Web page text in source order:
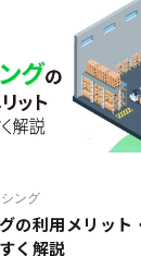
ング
の利用メリット
く解説